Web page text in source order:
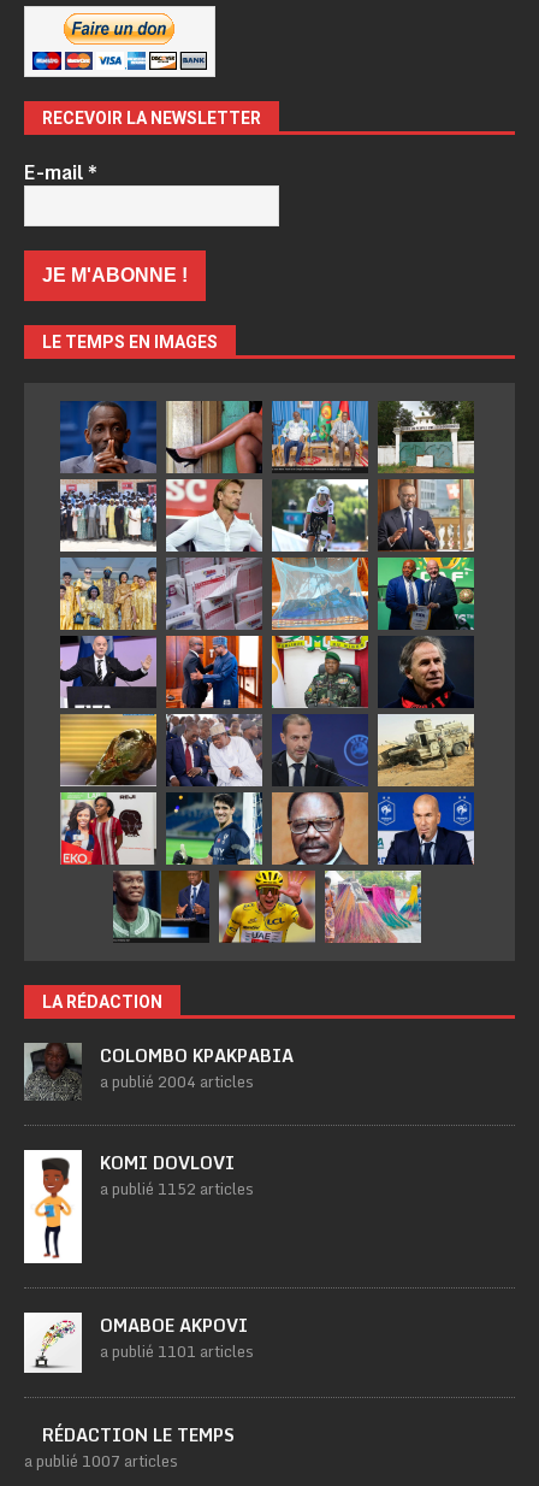
RECEVOIR LA NEWSLETTER
E-mail*
LE TEMPS EN IMAGES
LA RÉDACTION
COLOMBO KPAKPABIA
a publié 2004 articles
KOMI DOVLOVI
a publié 1152 articles
OMABOE AKPOVI
a publié 1101 articles
RÉDACTION LE TEMPS
a publié 1007 articles